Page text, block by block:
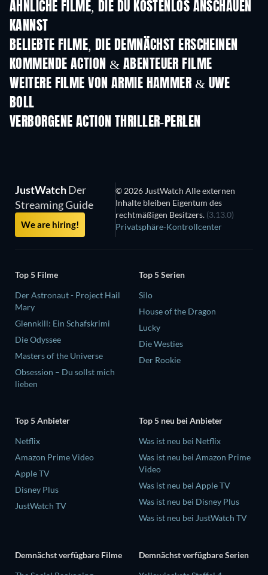
ÄHNLICHE FILME, DIE DU KOSTENLOS ANSCHAUEN
KANNST
BELIEBTE FILME, DIE DEMNÄCHST ERSCHEINEN
KOMMENDE ACTION & ABENTEUER FILME
WEITERE FILME VON ARMIE HAMMER & UWE
BOLL
VERBORGENE ACTION THRILLER-PERLEN
JustWatchDer
Streaming Guide
We are hiring!
© 2026 JustWatch Alle externen
Inhalte bleiben Eigentum des
rechtmäßigen Besitzers. (3.13.0)
Privatsphäre-Kontrollcenter
Top 5 Filme
Der Astronaut - Project Hail
Mary
Glennkill: Ein Schafskrimi
Die Odyssee
Masters of the Universe
Obsession – Du sollst mich
lieben
Top 5 Serien
Silo
House of the Dragon
Lucky
Die Westies
Der Rookie
Top 5 Anbieter
Netflix
Amazon Prime Video
Apple TV
Disney Plus
JustWatch TV
Top 5 neu bei Anbieter
Was ist neu bei Netflix
Was ist neu bei Amazon Prime
Video
Was ist neu bei Apple TV
Was ist neu bei Disney Plus
Was ist neu bei JustWatch TV
Demnächst verfügbare Filme
Demnächst verfügbare Serien